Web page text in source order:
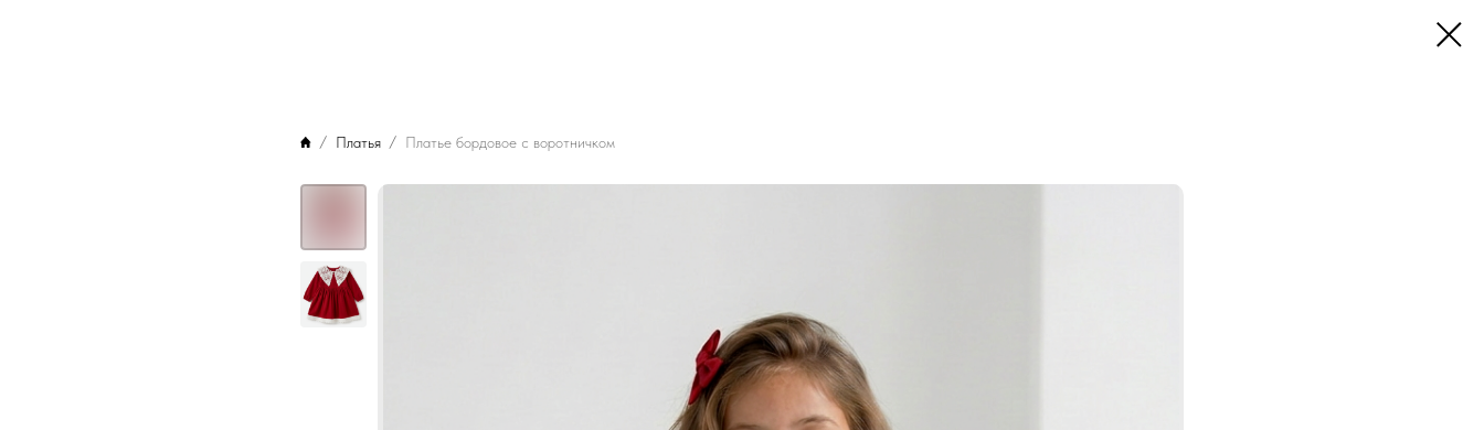
Платья Платье бордовое с воротничком